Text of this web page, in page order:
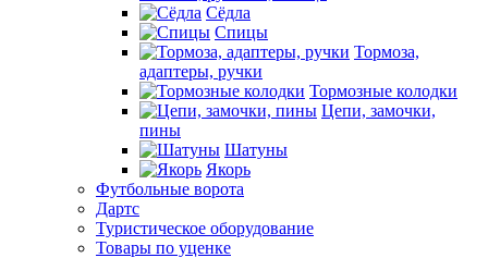
Сёдла
Спицы
Тормоза,
адаптеры, ручки
Тормозные колодки
Цепи, замочки,
пины
Шатуны
Якорь
Футбольные ворота
Дартс
Туристическое оборудование
Товары по уценке